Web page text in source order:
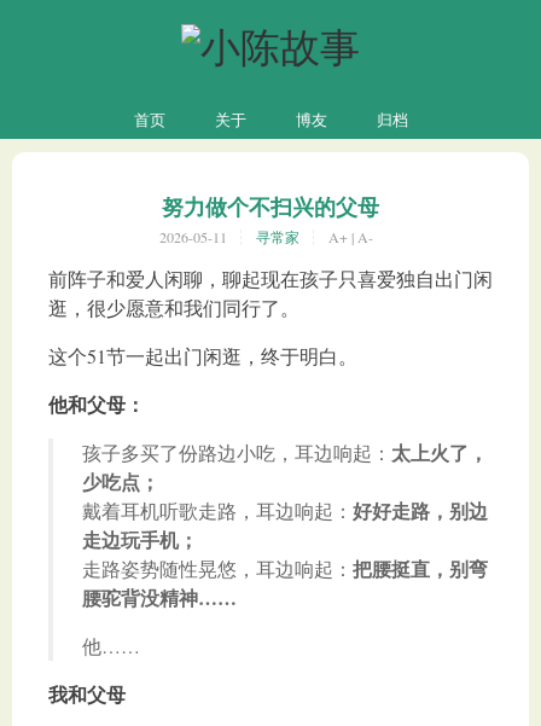
首页 关于 博友 归档
努力做个不扫兴的父母
2026-05-11 寻常家 A+ |A-
前阵子和爱人闲聊，聊起现在孩子只喜爱独自出门闲
逛，很少愿意和我们同行了。
这个51节一起出门闲逛，终于明白。
他和父母：
孩子多买了份路边小吃，耳边响起： 太上火了，
少吃点；
戴着耳机听歌走路，耳边响起： 好好走路，别边
走边玩手机；
走路姿势随性晃悠，耳边响起： 把腰挺直，别弯
腰驼背没精神……
他……
我和父母